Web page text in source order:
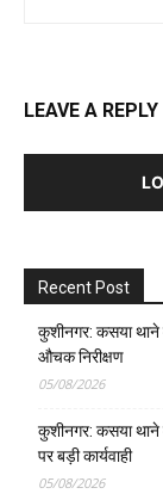
LEAVE A REPLY
Recent Post
कुशीनगर: कसया थाने
औचक निरीक्षण
05/08/2026
कुशीनगर: कसया थाने
पर बड़ी कार्यवाही
05/08/2026